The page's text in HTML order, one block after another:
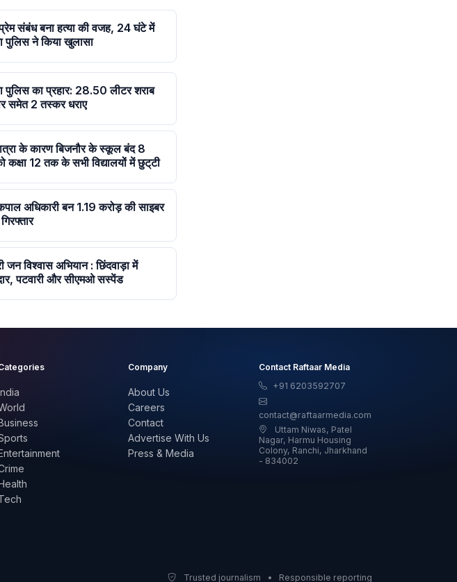
संबंध बना हत्या की वजह, 24 घंटे में
पुलिस ने किया खुलासा
पुलिस का प्रहार: 28.50 लीटर शराब
समेत 2 तस्कर धराए
के कारण बिजनौर के स्कूल बंद 8
कक्षा 12 तक के सभी विद्यालयों में छुट्‌टी
अधिकारी बन 1.19 करोड़ की साइबर
जन विश्वास अभियान : छिंदवाड़ा में
पटवारी और सीएमओ सस्पेंड
Company
About Us
Careers
Contact
Advertise With Us
Press & Media
Contact Raftaar Media
+91 6203592707
contact@raftaarmedia.com
Uttam Niwas, Patel
Nagar, Harmu Housing
Colony, Ranchi, Jharkhand
- 834002
Trusted journalism • Responsible reporting